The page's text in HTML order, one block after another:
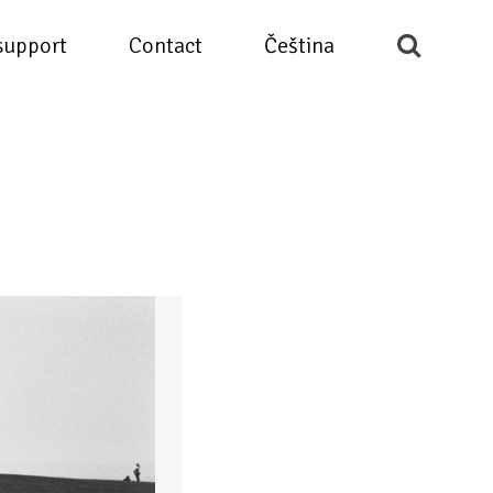
Contact Čeština